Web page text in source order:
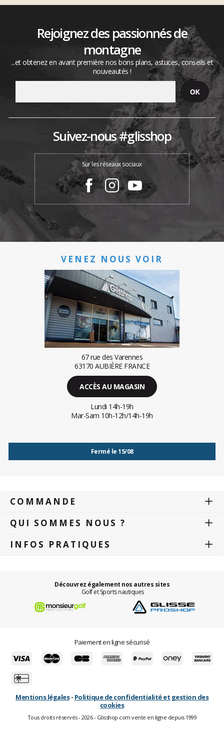
Rejoignez des passionnés de
montagne
...et obtenez en avant première nos bons plans, astuces, conseils et
nouveautés !
Suivez-nous #glisshop
Sur les réseaux sociaux
VENEZ NOUS VOIR
67 rue des Varennes
63170 AUBIÈRE FRANCE
ACCÈS AU MAGASIN
Lundi 14h-19h
Mar-Sam 10h-12h/14h-19h
Fermé le 15/08
COMMANDE
QUI SOMMES NOUS ?
INFOS PRATIQUES
Découvrez également nos autres sites
Golf et Sports nautiques
Paiement en ligne sécurisé
Mentions légales- Politique de confidentialité et gestion des
cookies
Tous droits réservés - 2026 - Glisshop.com vente en ligne depuis 1999